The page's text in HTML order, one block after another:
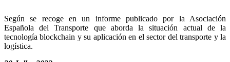
Según se recoge en un informe publicado por la Asociación
Española del Transporte que aborda la situación actual de la
tecnología blockchain y su aplicación en el sector del transporte y la
logística.